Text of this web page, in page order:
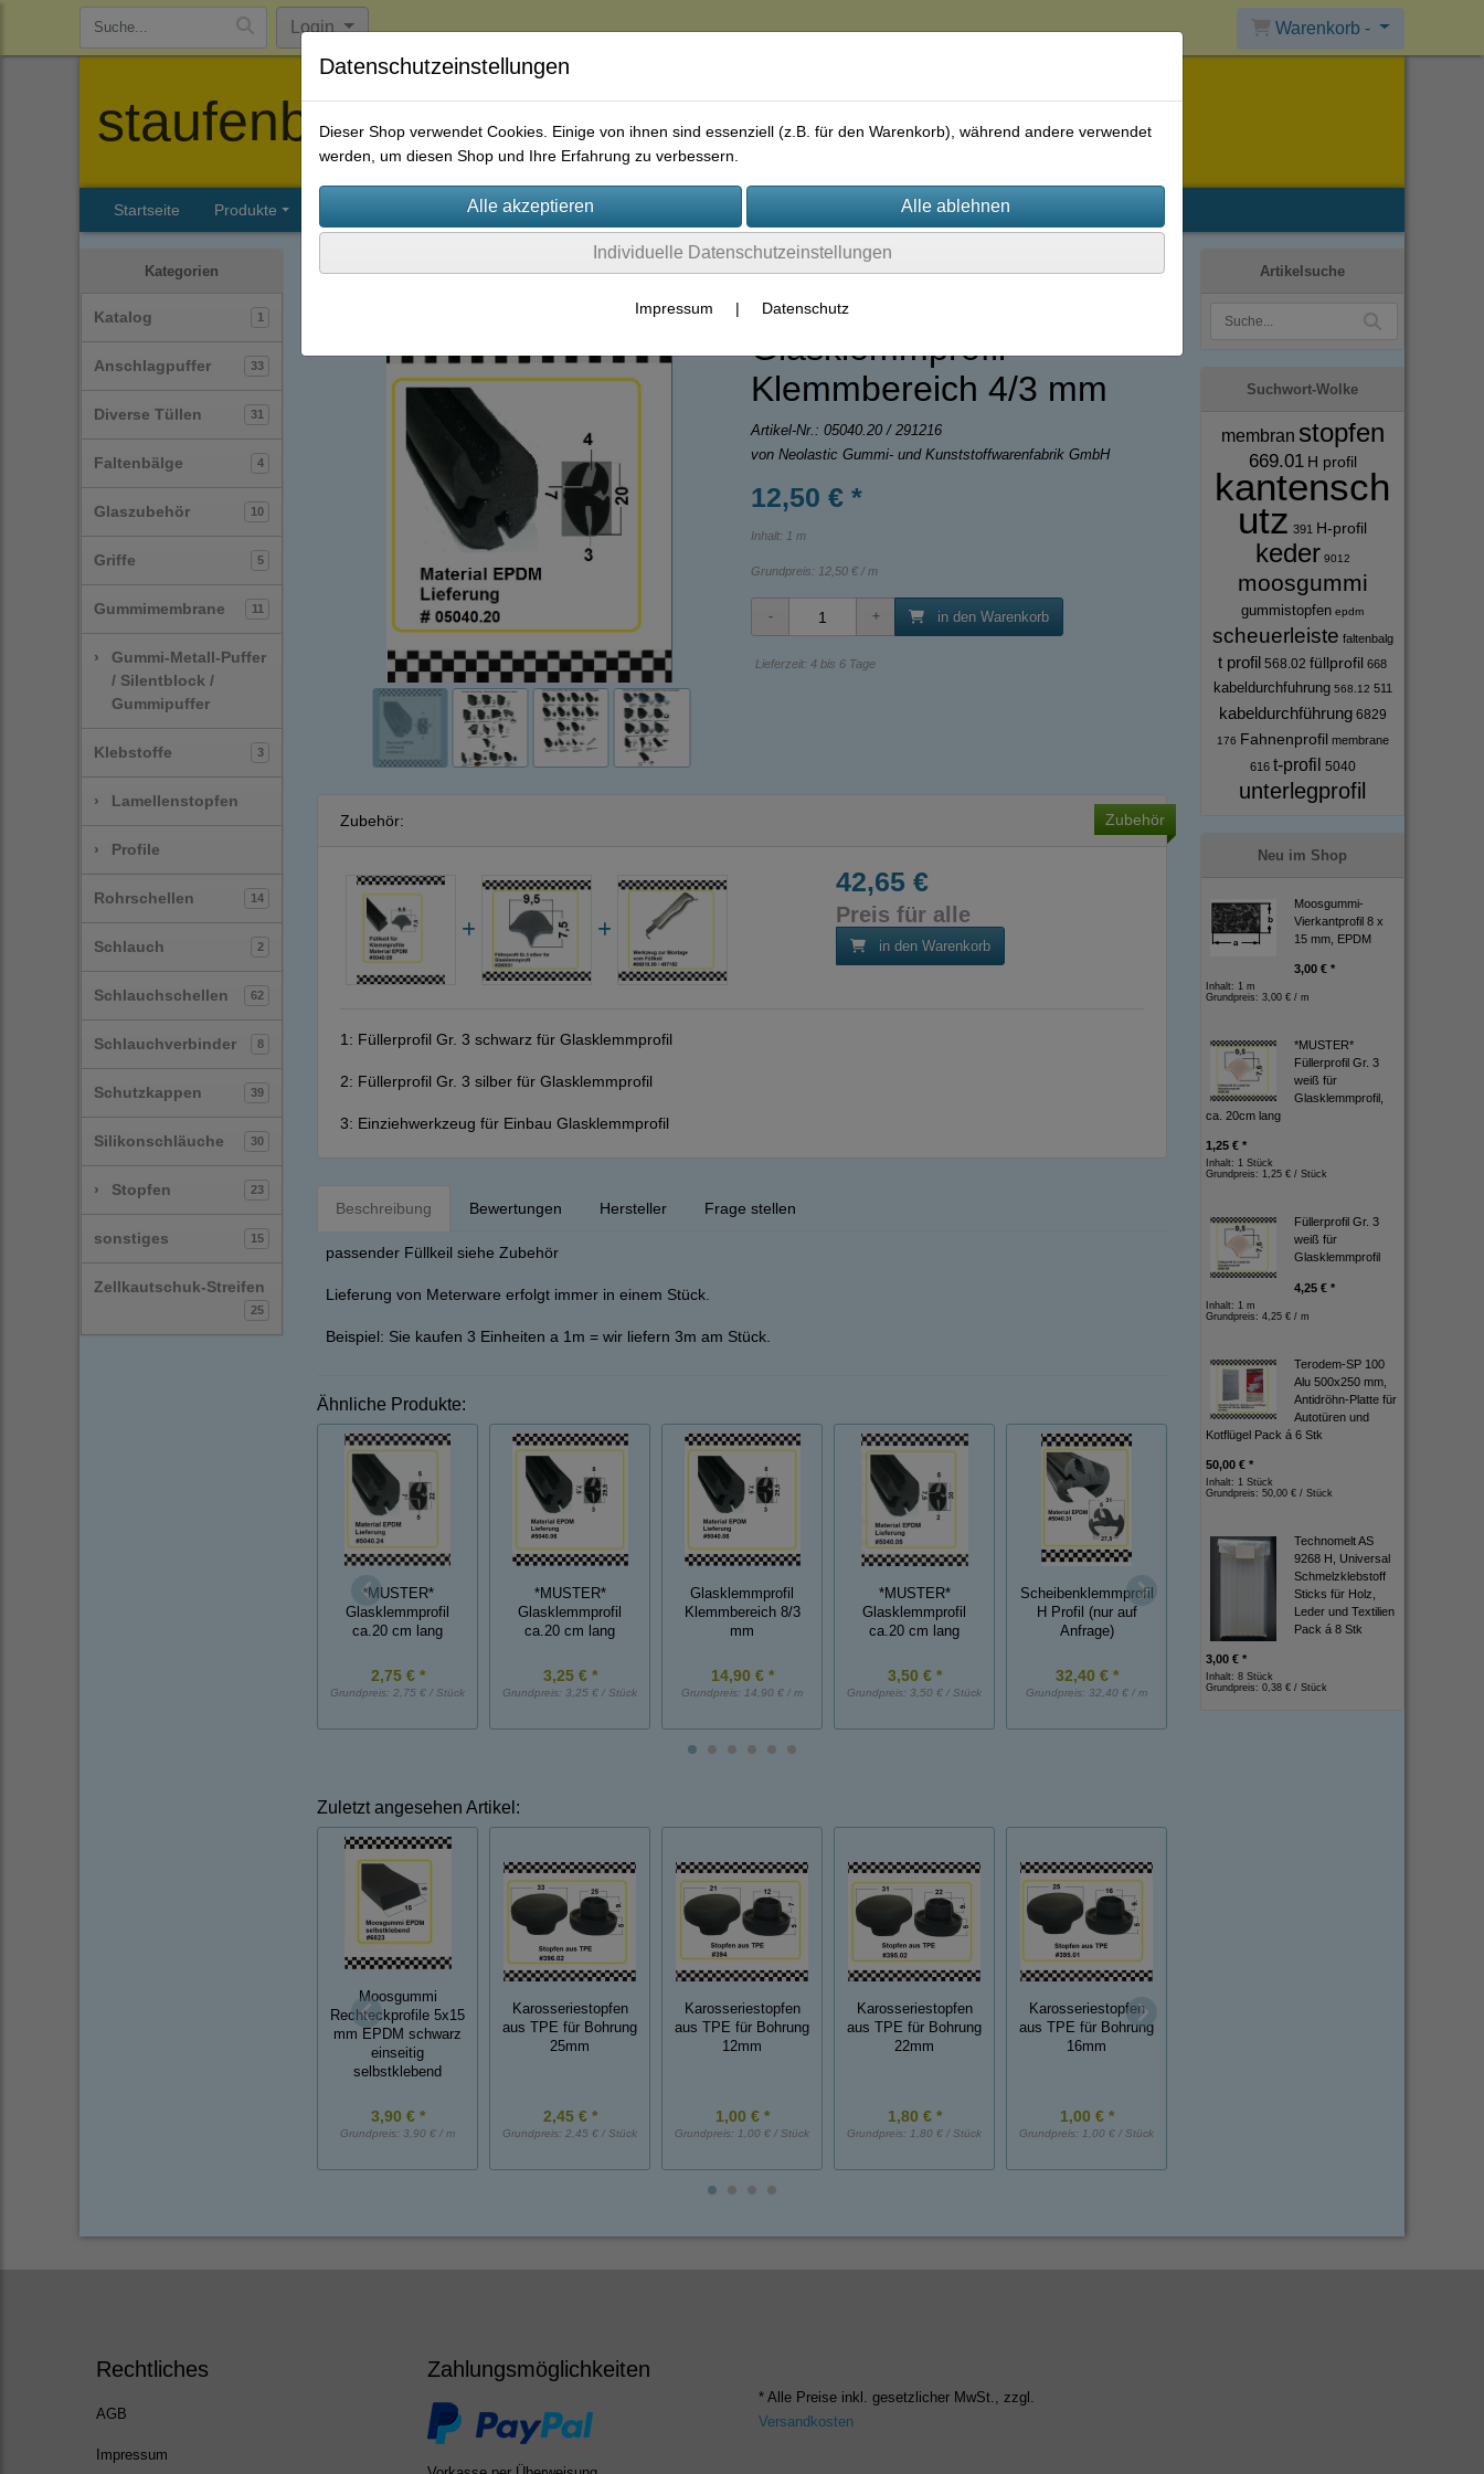
Login Warenkorb -
staufenbiel-berlin
Startseite Produkte Firmenhistorie AGB
Kategorien
Katalog 1
Anschlagpuffer 33
Diverse Tüllen 31
Faltenbälge 4
Glaszubehör 10
Griffe 5
Gummimembrane 11
›
Gummi-Metall-Puffer
/ Silentblock /
Gummipuffer
Klebstoffe 3
› Lamellenstopfen
› Profile
Rohrschellen 14
Schlauch 2
Schlauchschellen 62
Schlauchverbinder 8
Schutzkappen 39
Silikonschläuche 30
› Stopfen 23
sonstiges 15
Zellkautschuk-Streifen
25
Glasklemmprofil
Klemmbereich 4/3 mm
Artikel-Nr.: 05040.20 / 291216
von Neolastic Gummi- und Kunststoffwarenfabrik GmbH
12,50 € *
Inhalt: 1 m
Grundpreis: 12,50 € / m
in den Warenkorb
Lieferzeit: 4 bis 6 Tage
Zubehör: Zubehör
42,65 €
Preis für alle
in den Warenkorb
1: Füllerprofil Gr. 3 schwarz für Glasklemmprofil
2: Füllerprofil Gr. 3 silber für Glasklemmprofil
3: Einziehwerkzeug für Einbau Glasklemmprofil
Beschreibung Bewertungen Hersteller Frage stellen
passender Füllkeil siehe Zubehör
Lieferung von Meterware erfolgt immer in einem Stück.
Beispiel: Sie kaufen 3 Einheiten a 1m = wir liefern 3m am Stück.
Ähnliche Produkte:
*MUSTER*
Glasklemmprofil
ca.20 cm lang
2,75 € *
Grundpreis: 2,75 € / Stück
*MUSTER*
Glasklemmprofil
ca.20 cm lang
3,25 € *
Grundpreis: 3,25 € / Stück
Glasklemmprofil
Klemmbereich 8/3
mm
14,90 € *
Grundpreis: 14,90 € / m
*MUSTER*
Glasklemmprofil
ca.20 cm lang
3,50 € *
Grundpreis: 3,50 € / Stück
Scheibenklemmprofil
H Profil (nur auf
Anfrage)
32,40 € *
Grundpreis: 32,40 € / m
*MUSTER*
Glasklemmprofil
ca.20 cm lang
3,25 € *
Grundpreis:3,25 € / Stück
Klemmbereich 4/
Zuletzt angesehen Artikel:
Moosgummi
Rechteckprofile 5x15
mm EPDM schwarz
einseitig
selbstklebend
3,90 € *
Grundpreis: 3,90 € / m
Karosseriestopfen
aus TPE für Bohrung
25mm
2,45 € *
Grundpreis: 2,45 € / Stück
Karosseriestopfen
aus TPE für Bohrung
12mm
1,00 € *
Grundpreis: 1,00 € / Stück
Karosseriestopfen
aus TPE für Bohrung
22mm
1,80 € *
Grundpreis: 1,80 € / Stück
Karosseriestopfen
aus TPE für Bohrung
16mm
1,00 € *
Grundpreis: 1,00 € / Stück
Artikelsuche
Suchwort-Wolke
membran stopfen
669.01 H profil
kantensch
utz 391 H-profil
keder 9012
moosgummi
gummistopfen epdm
scheuerleiste faltenbalg
t profil 568.02 füllprofil 668
kabeldurchfuhrung 568.12 511
kabeldurchführung 6829
176 Fahnenprofil membrane
616 t-profil 5040
unterlegprofil
Neu im Shop
Moosgummi-
Vierkantprofil 8 x
15 mm, EPDM
3,00 € *
Inhalt: 1 m
Grundpreis: 3,00 € / m
*MUSTER*
Füllerprofil Gr. 3
weiß für
Glasklemmprofil,
ca. 20cm lang
1,25 € *
Inhalt: 1 Stück
Grundpreis: 1,25 € / Stück
Füllerprofil Gr. 3
weiß für
Glasklemmprofil
4,25 € *
Inhalt: 1 m
Grundpreis: 4,25 € / m
Terodem-SP 100
Alu 500x250 mm,
Antidröhn-Platte für
Autotüren und
Kotflügel Pack á 6 Stk
50,00 € *
Inhalt: 1 Stück
Grundpreis: 50,00 € / Stück
Technomelt AS
9268 H, Universal
Schmelzklebstoff
Sticks für Holz,
Leder und Textilien
Pack á 8 Stk
3,00 € *
Inhalt: 8 Stück
Grundpreis: 0,38 € / Stück
Rechtliches
AGB
Impressum
Zahlungsmöglichkeiten
* Alle Preise inkl. gesetzlicher MwSt., zzgl.
Versandkosten
Datenschutzeinstellungen
Dieser Shop verwendet Cookies. Einige von ihnen sind essenziell (z.B. für den Warenkorb), während andere verwendet
werden, um diesen Shop und Ihre Erfahrung zu verbessern.
Individuelle Datenschutzeinstellungen
Impressum | Datenschutz